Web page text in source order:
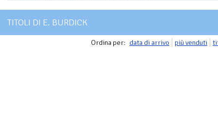
TITOLI DI E. BURDICK
Ordina per: data di arrivo più venduti